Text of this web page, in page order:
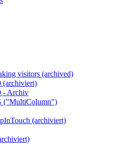
visitors (archived)
- Archiv
(archiviert)